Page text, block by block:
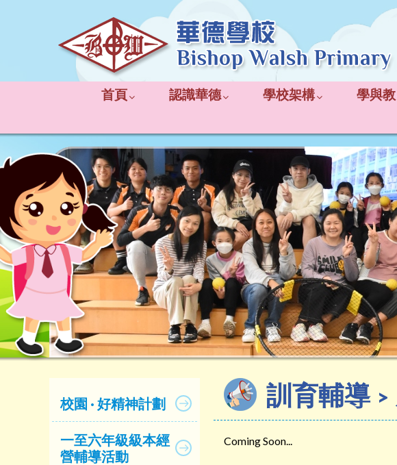
首頁 認識華德 學校架構 學與教
校園 · 好精神計劃
一至六年級級本經
營輔導活動
訓育輔導
Coming Soon...